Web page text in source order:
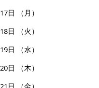
17日
（月）
18日
（火）
19日
（水）
20日
（木）